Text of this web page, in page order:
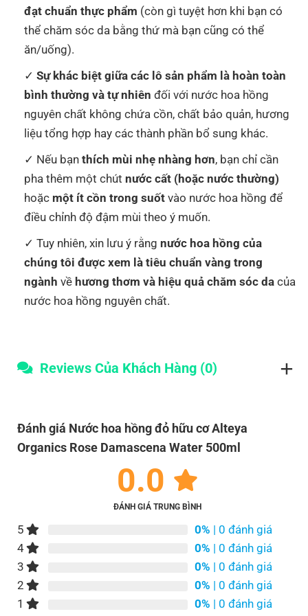
đạt chuẩn thực phẩm (còn gì tuyệt hơn khi bạn có
thể chăm sóc da bằng thứ mà bạn cũng có thể
ăn/uống).
Sự khác biệt giữa các lô sản phẩm là hoàn toàn
bình thường và tự nhiên đối với nước hoa hồng
nguyên chất không chứa cồn, chất bảo quản, hương
liệu tổng hợp hay các thành phần bổ sung khác.
Nếu bạn thích mùi nhẹ nhàng hơn, bạn chỉ cần
pha thêm một chút nước cất (hoặc nước thường)
hoặc một ít cồn trong suốt vào nước hoa hồng để
điều chỉnh độ đậm mùi theo ý muốn.
Tuy nhiên, xin lưu ý rằng nước hoa hồng của
chúng tôi được xem là tiêu chuẩn vàng trong
ngành về hương thơm và hiệu quả chăm sóc da của
nước hoa hồng nguyên chất.
Reviews Của Khách Hàng (0)
Đánh giá Nước hoa hồng đỏ hữu cơ Alteya
Organics Rose Damascena Water 500ml
0.0
ĐÁNH GIÁ TRUNG BÌNH
5 0% | 0 đánh giá
4
0% | 0 đánh giá
3
0% | 0 đánh giá
2
0% | 0 đánh giá
1
0% | 0 đánh giá